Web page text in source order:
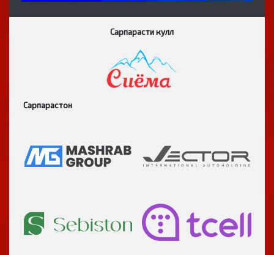
Сарпарасти кулл
Сарпарастон